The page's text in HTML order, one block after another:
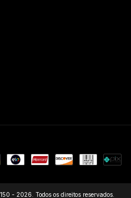
- 2026. Todos os direitos reservados.